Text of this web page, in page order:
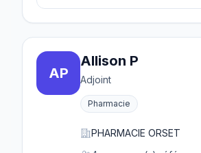
AP
Allison P
Adjoint
Pharmacie
PHARMACIE ORSET